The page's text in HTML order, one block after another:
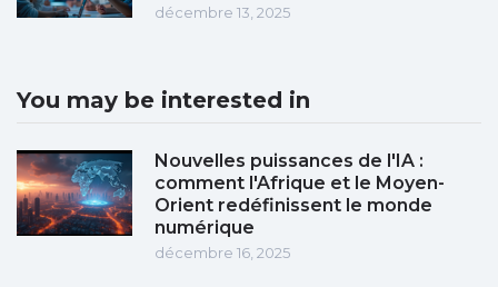
décembre 13, 2025
You may be interested in
Nouvelles puissances de l'IA :
comment l'Afrique et le Moyen-
Orient redéfinissent le monde
numérique
décembre 16, 2025